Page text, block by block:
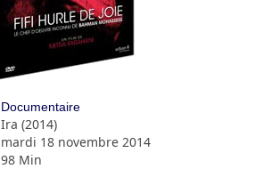
Documentaire
Ira (2014)
mardi 18 novembre 2014
98 Min